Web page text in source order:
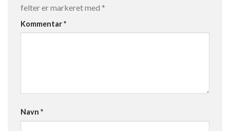
felter er markeret med *
Kommentar*
Navn *